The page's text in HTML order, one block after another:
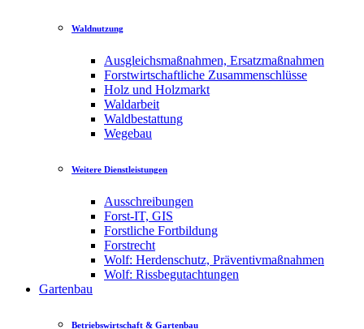
Waldnutzung
Ausgleichsmaßnahmen, Ersatzmaßnahmen
Forstwirtschaftliche Zusammenschlüsse
Holz und Holzmarkt
Waldarbeit
Waldbestattung
Wegebau
Weitere Dienstleistungen
Ausschreibungen
Forst-IT, GIS
Forstliche Fortbildung
Forstrecht
Wolf: Herdenschutz, Präventivmaßnahmen
Wolf: Rissbegutachtungen
Gartenbau
Betriebswirtschaft & Gartenbau